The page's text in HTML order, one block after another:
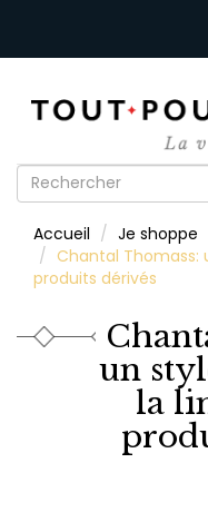
Formulaire
recherche
Accueil Je shoppe
Chantal Thomass:
produits dérivés
un
la